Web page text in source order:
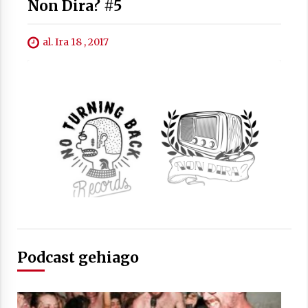
Non Dira? #5
al. Ira 18 , 2017
Podcast gehiago